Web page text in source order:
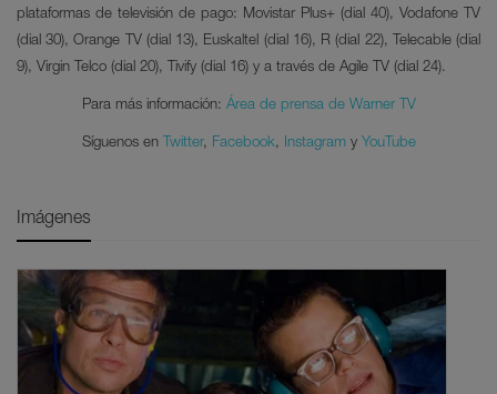
plataformas de televisión de pago: Movistar Plus+ (dial 40), Vodafone TV
(dial 30), Orange TV (dial 13), Euskaltel (dial 16), R (dial 22), Telecable (dial
9), Virgin Telco (dial 20), Tivify (dial 16) y a través de Agile TV (dial 24).
Para más información: Área de prensa de Warner TV
Síguenos en Twitter, Facebook, Instagramy YouTube
Imágenes